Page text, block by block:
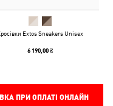
Extos Sneakers Unisex
6 190,00 ₴
ПРИ ОПЛАТІ ОНЛАЙН